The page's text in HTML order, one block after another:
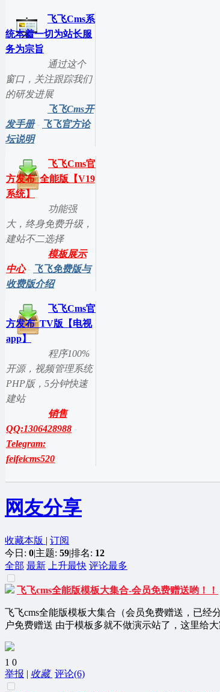
飞飞Cms系
统本着一切为站长服
务为宗旨
通过这个
窗口，关注跟踪我们
的研发进展
飞飞Cms开
发手册- 飞飞官方论
坛说明
飞飞Cms官
方发布_全能版【V19
系统】
功能强
大，终身免费升级，
建站不二选择
模板展示
中心- 飞飞免费版与
收费版介绍
飞飞Cms官
方发布_TV版【电视
app】
程序100%
开源，视频管理系统
PHP版，5分钟快速
建站
销售
QQ:1306428988 -
Telegram:
feifeicms520
网友分享
收藏本版 | 订阅
今日: 0|主题: 59|排名: 12
全部 最新 上升最快 评论最多
飞飞cms全能版模板大集合-会员免费赠送哟！！
飞飞cms全能版模板大集合（会员免费赠送，已经
户免费赠送 由于模板多就不做演示站了，这里给大
1 0
举报 | 收藏 评论(6)